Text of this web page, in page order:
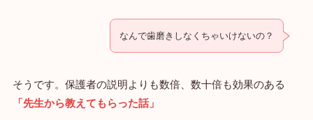
なんで歯磨きしなくちゃいけないの？
そうです。保護者の説明よりも数倍、数十倍も効果のある
「先生から教えてもらった話」